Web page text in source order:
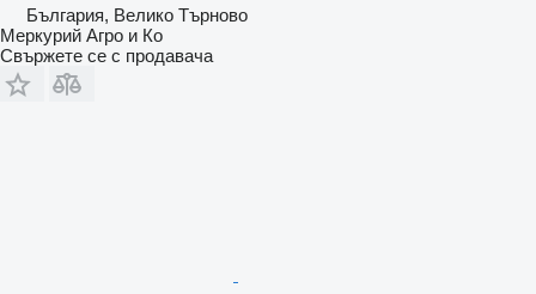
България, Велико Търново
Меркурий Агро и Ко
Свържете се с продавача